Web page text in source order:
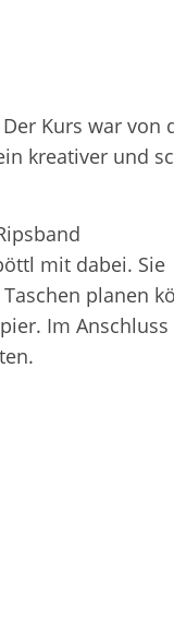
Kurs war von
kreativer und
mit dabei. Sie
planen
Im